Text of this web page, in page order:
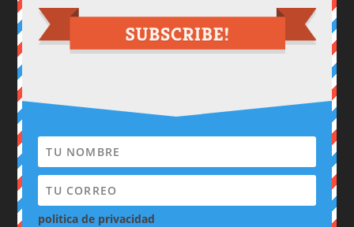
politica de privacidad